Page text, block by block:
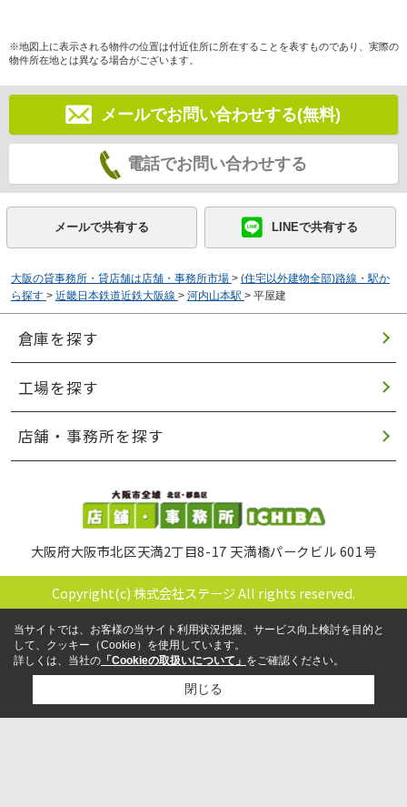
※地図上に表示される物件の位置は付近住所に所在することを表すものであり、実際の
物件所在地とは異なる場合がございます。
メールでお問い合わせする(無料)
電話でお問い合わせする
メールで共有する LINEで共有する
大阪の貸事務所・貸店舗は店舗・事務所市場 > (住宅以外建物全部)路線・駅か
ら探す > 近畿日本鉄道近鉄大阪線 > 河内山本駅 > 平屋建
倉庫を探す
工場を探す
店舗・事務所を探す
大阪府大阪市北区天満2丁目8-17 天満橋パークビル 601号
Copyright(c) 株式会社ステージ All rights reserved.
当サイトでは、お客様の当サイト利用状況把握、サービス向上検討を目的と
して、クッキー（Cookie）を使用しています。
詳しくは、当社の 「Cookieの取扱いについて」 をご確認ください。
閉じる